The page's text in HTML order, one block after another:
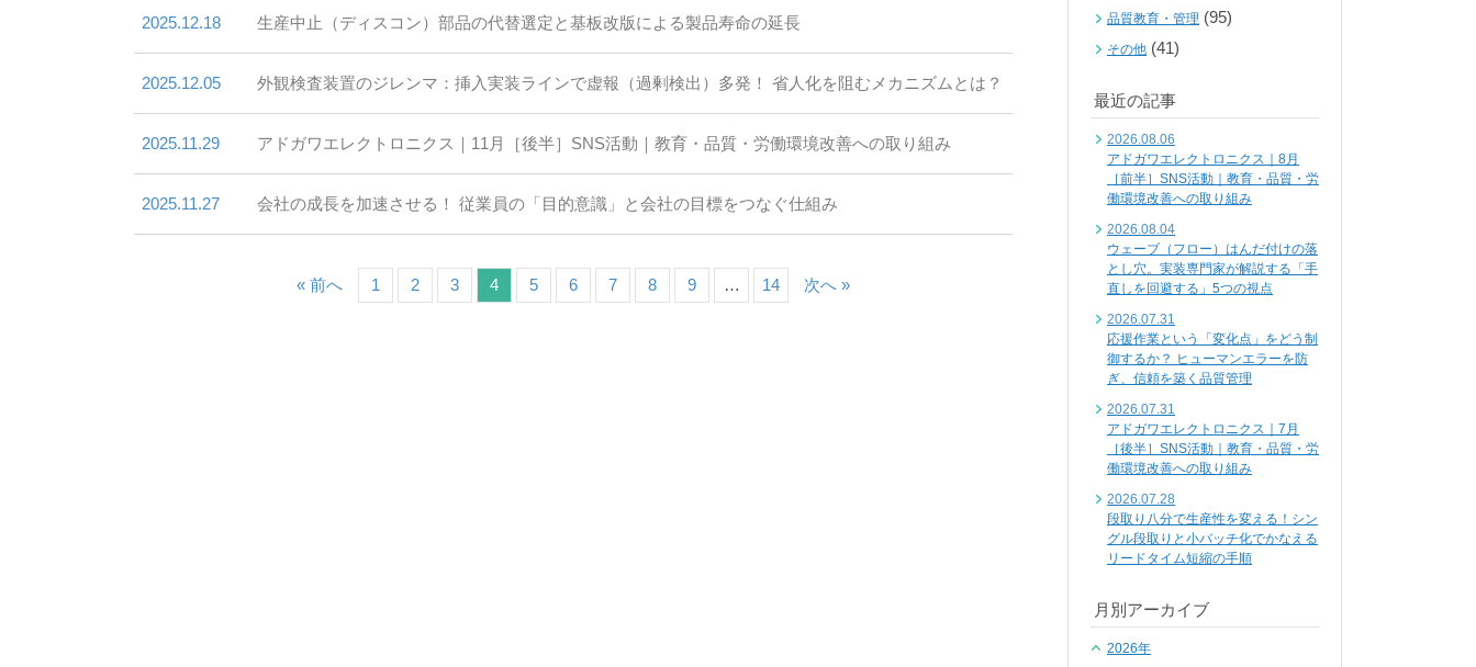
2025.12.18 生産中止（ディスコン）部品の代替選定と基板改版による製品寿命の延長
2025.12.05 外観検査装置のジレンマ：挿入実装ラインで虚報（過剰検出）多発！ 省人化を阻むメカニズムとは？
2025.11.29 アドガワエレクトロニクス｜11月［後半］SNS活動｜教育・品質・労働環境改善への取り組み
2025.11.27 会社の成長を加速させる！ 従業員の「目的意識」と会社の目標をつなぐ仕組み
« 前へ 1 2 3 4 5 6 7 8 9 … 14 次へ »
品質教育・管理 (95)
その他 (41)
最近の記事
2026.08.06
アドガワエレクトロニクス｜8月
［前半］SNS活動｜教育・品質・労
働環境改善への取り組み
2026.08.04
ウェーブ（フロー）はんだ付けの落
とし穴。実装専門家が解説する「手
直しを回避する」5つの視点
2026.07.31
応援作業という「変化点」をどう制
御するか？ ヒューマンエラーを防
ぎ、信頼を築く品質管理
2026.07.31
アドガワエレクトロニクス｜7月
［後半］SNS活動｜教育・品質・労
働環境改善への取り組み
2026.07.28
段取り八分で生産性を変える！シン
グル段取りと小バッチ化でかなえる
リードタイム短縮の手順
月別アーカイブ
2026年